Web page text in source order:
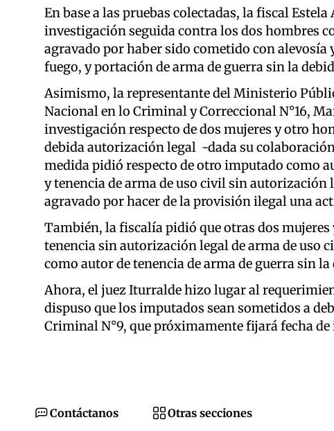
En base a las pruebas colectadas, la fiscal
investigación seguida contra los dos hombres
agravado por haber sido cometido con alevosía
fuego, y portación de arma de guerra sin la
Asimismo, la representante del Ministerio
Nacional en lo Criminal y Correccional N°16,
investigación respecto de dos mujeres y otro
debida autorización legal -dada su
medida pidió respecto de otro imputado como
y tenencia de arma de uso civil sin
agravado por hacer de la provisión ilegal una
También, la fiscalía pidió que otras dos
tenencia sin autorización legal de arma de uso
como autor de tenencia de arma de guerra sin
Ahora, el juez Iturralde hizo lugar al
dispuso que los imputados sean sometidos a
Criminal N°9, que próximamente fijará fecha
Contáctanos Otras secciones